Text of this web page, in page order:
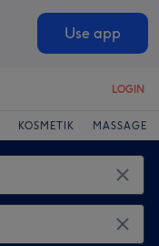
Use app
LOGIN
KOSMETIK MASSAGE